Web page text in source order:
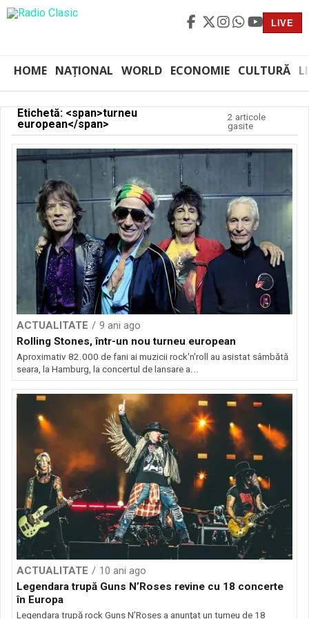
LIVE
HOME NAȚIONAL WORLD ECONOMIE CULTURĂ
Etichetă: <span>turneu
european</span>
2 articole
gasite
ACTUALITATE
9 ani ago
Rolling Stones, într-un nou turneu european
Aproximativ 82.000 de fani ai muzicii rock'n'roll au asistat sâmbătă
seara, la Hamburg, la concertul de lansare a...
ACTUALITATE
10 ani ago
Legendara trupă Guns NʼRoses revine cu 18 concerte
în Europa
Legendara trupă rock Guns NʼRoses a anunţat un turneu de 18